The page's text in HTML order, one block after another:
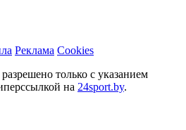
Реклама Cookies
только с указанием
на 24sport.by.